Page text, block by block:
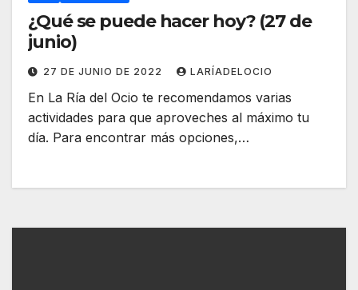
¿Qué se puede hacer hoy? (27 de
junio)
27 DE JUNIO DE 2022 LARÍADELOCIO
En La Ría del Ocio te recomendamos varias
actividades para que aproveches al máximo tu
día. Para encontrar más opciones,…